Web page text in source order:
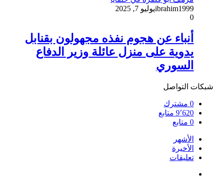
ibrahim1999يوليو 7, 2025
0
أنباء عن هجوم نفذه مجهولون بقنابل
يدوية على منزل عائلة وزير الدفاع
السوري
شبكات التواصل
0 مشترك
9٬620 متابع
0 متابع
الأشهر
الأخيرة
تعليقات